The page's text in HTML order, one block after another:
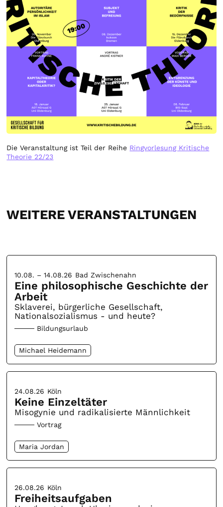
Die Veranstaltung ist Teil der Reihe Ringvorlesung Kritische
Theorie 22/23
WEITERE VERANSTALTUNGEN
10.08. – 14.08.26 Bad Zwischenahn
Eine philosophische Geschichte der
Arbeit
Sklaverei, bürgerliche Gesellschaft,
Nationalsozialismus - und heute?
Bildungsurlaub
Michael Heidemann
24.08.26 Köln
Keine Einzeltäter
Misogynie und radikalisierte Männlichkeit
Vortrag
Maria Jordan
26.08.26 Köln
Freiheitsaufgaben